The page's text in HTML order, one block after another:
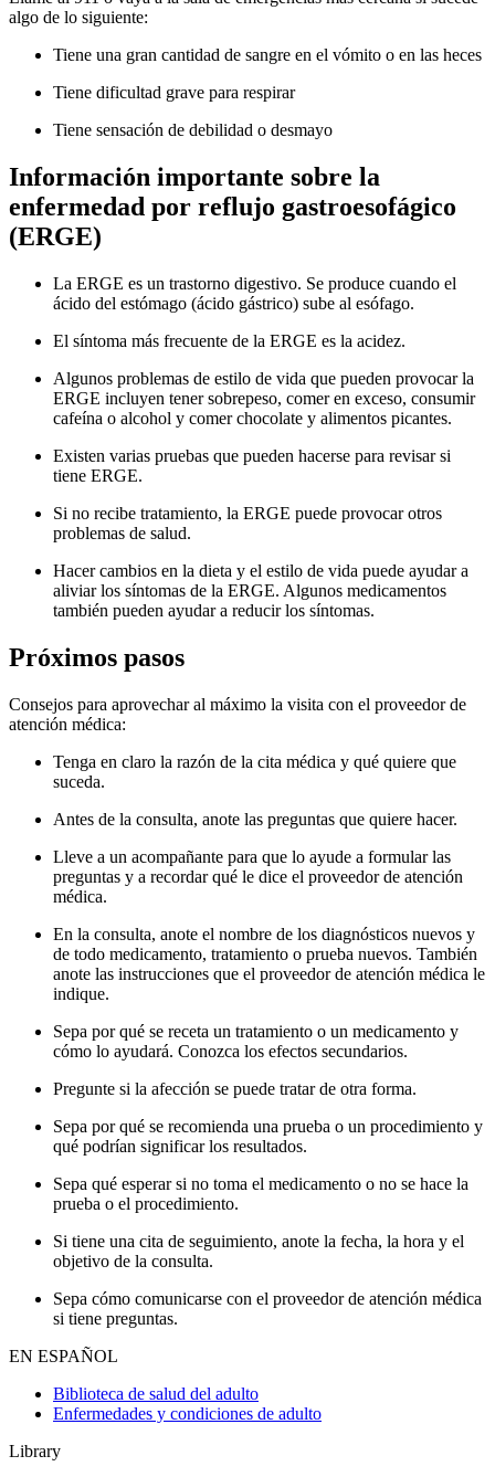
algo de lo siguiente:
Tiene una gran cantidad de sangre en el vómito o en las heces
Tiene dificultad grave para respirar
Tiene sensación de debilidad o desmayo
Información importante sobre la
enfermedad por reflujo gastroesofágico
(ERGE)
La ERGE es un trastorno digestivo. Se produce cuando el
ácido del estómago (ácido gástrico) sube al esófago.
El síntoma más frecuente de la ERGE es la acidez.
Algunos problemas de estilo de vida que pueden provocar la
ERGE incluyen tener sobrepeso, comer en exceso, consumir
cafeína o alcohol y comer chocolate y alimentos picantes.
Existen varias pruebas que pueden hacerse para revisar si
tiene ERGE.
Si no recibe tratamiento, la ERGE puede provocar otros
problemas de salud.
Hacer cambios en la dieta y el estilo de vida puede ayudar a
aliviar los síntomas de la ERGE. Algunos medicamentos
también pueden ayudar a reducir los síntomas.
Próximos pasos
Consejos para aprovechar al máximo la visita con el proveedor de
atención médica:
Tenga en claro la razón de la cita médica y qué quiere que
suceda.
Antes de la consulta, anote las preguntas que quiere hacer.
Lleve a un acompañante para que lo ayude a formular las
preguntas y a recordar qué le dice el proveedor de atención
médica.
En la consulta, anote el nombre de los diagnósticos nuevos y
de todo medicamento, tratamiento o prueba nuevos. También
anote las instrucciones que el proveedor de atención médica le
indique.
Sepa por qué se receta un tratamiento o un medicamento y
cómo lo ayudará. Conozca los efectos secundarios.
Pregunte si la afección se puede tratar de otra forma.
Sepa por qué se recomienda una prueba o un procedimiento y
qué podrían significar los resultados.
Sepa qué esperar si no toma el medicamento o no se hace la
prueba o el procedimiento.
Si tiene una cita de seguimiento, anote la fecha, la hora y el
objetivo de la consulta.
Sepa cómo comunicarse con el proveedor de atención médica
si tiene preguntas.
EN ESPAÑOL
Biblioteca de salud del adulto
Enfermedades y condiciones de adulto
Library